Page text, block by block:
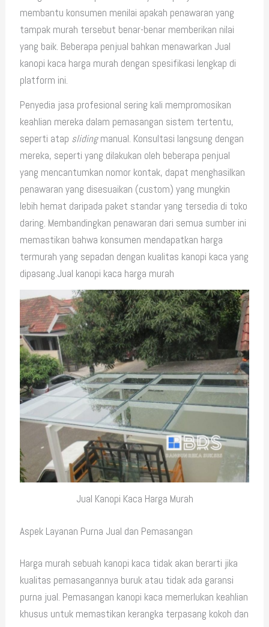
membantu konsumen menilai apakah penawaran yang
tampak murah tersebut benar-benar memberikan nilai
yang baik. Beberapa penjual bahkan menawarkan Jual
kanopi kaca harga murah dengan spesifikasi lengkap di
platform ini.
Penyedia jasa profesional sering kali mempromosikan
keahlian mereka dalam pemasangan sistem tertentu,
seperti atap slidingmanual. Konsultasi langsung dengan
mereka, seperti yang dilakukan oleh beberapa penjual
yang mencantumkan nomor kontak, dapat menghasilkan
penawaran yang disesuaikan (custom) yang mungkin
lebih hemat daripada paket standar yang tersedia di toko
daring. Membandingkan penawaran dari semua sumber ini
memastikan bahwa konsumen mendapatkan harga
termurah yang sepadan dengan kualitas kanopi kaca yang
dipasang.Jual kanopi kaca harga murah
Jual Kanopi Kaca Harga Murah
Aspek Layanan Purna Jual dan Pemasangan
Harga murah sebuah kanopi kaca tidak akan berarti jika
kualitas pemasangannya buruk atau tidak ada garansi
purna jual. Pemasangan kanopi kaca memerlukan keahlian
khusus untuk memastikan kerangka terpasang kokoh dan